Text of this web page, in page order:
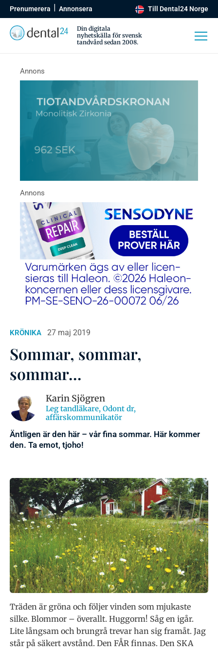
Prenumerera Annonsera Till Dental24 Norge
Din digitala
nyhetskälla för svensk
tandvård sedan 2008.
KRÖNIKA 27 maj 2019
Sommar, sommar,
sommar…
Karin Sjögren
Leg tandläkare, Odont dr,
affärskommunikatör
Äntligen är den här – vår fina sommar. Här kommer
den. Ta emot, tjoho!
Träden är gröna och följer vinden som mjukaste
silke. Blommor – överallt. Huggorm! Såg en igår.
Lite långsam och brungrå trevar han sig framåt. Jag
står på säkert avstånd. Den FÅR finnas. Den SKA